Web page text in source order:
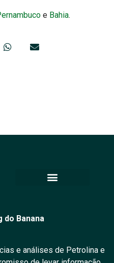
e Bahia.
do Banana
e análises de Petrolina e